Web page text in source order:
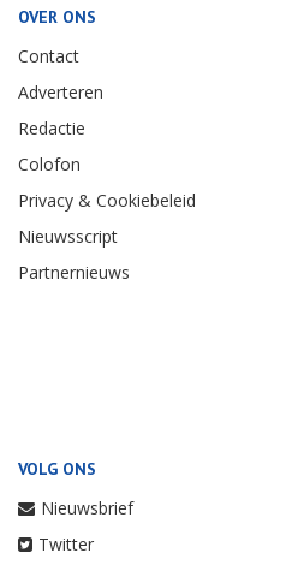
OVER ONS
Contact
Adverteren
Redactie
Colofon
Privacy & Cookiebeleid
Nieuwsscript
Partnernieuws
VOLG ONS
Nieuwsbrief
Twitter